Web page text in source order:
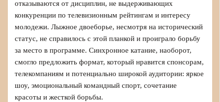
отказываются от дисциплин, не выдерживающих
конкуренции по телевизионным рейтингам и интересу
молодежи. Лыжное двоеборье, несмотря на исторический
статус, не справилось с этой планкой и проиграло борьбу
за место в программе. Синхронное катание, наоборот,
смогло предложить формат, который нравится спонсорам,
телекомпаниям и потенциально широкой аудитории: яркое
шоу, эмоциональный командный спорт, сочетание
красоты и жесткой борьбы.